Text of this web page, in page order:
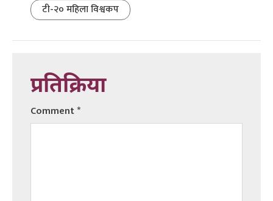
टी-२० महिला विश्वकप
प्रतिक्रिया
Comment*